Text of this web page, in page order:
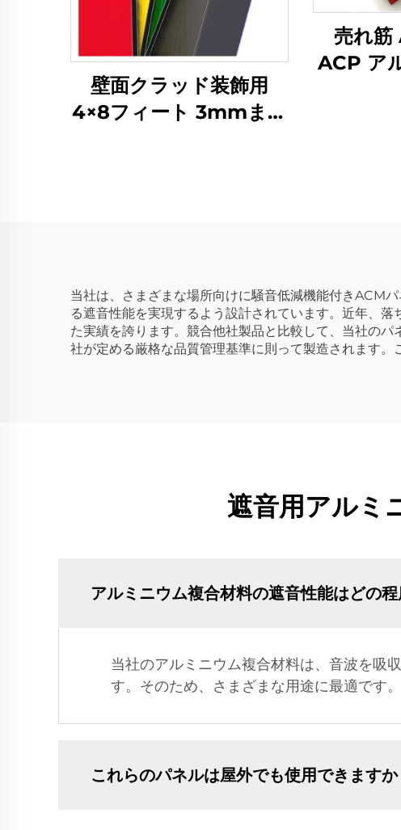
壁面クラッド装飾用
4×8フィート 3mmまた
売れ
ACP ア
当社は、さまざまな場所向けに騒音低減機能付きACM
る遮音性能を実現するよう設計されています。近年、
た実績を誇ります。競合他社製品と比較して、当社の
社が定める厳格な品質管理基準に則って製造されます。
遮音用アルミ
アルミニウム複合材料の遮音性能はどの程
当社のアルミニウム複合材料は、音波を吸
す。そのため、さまざまな用途に最適です。
これらのパネルは屋外でも使用できますか